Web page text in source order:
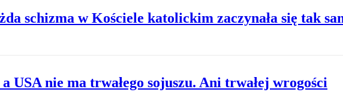
schizma w Kościele katolickim zaczynała się tak
USA nie ma trwałego sojuszu. Ani trwałej wrogości